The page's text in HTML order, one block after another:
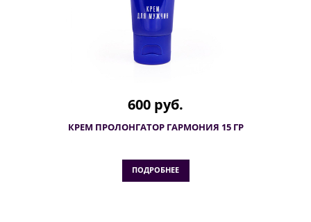
600 руб.
КРЕМ ПРОЛОНГАТОР ГАРМОНИЯ 15 ГР
ПОДРОБНЕЕ